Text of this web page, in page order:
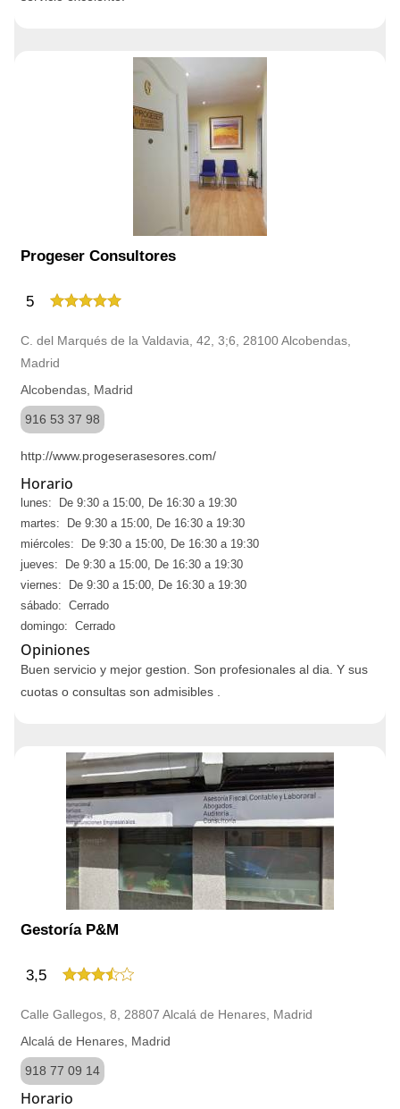
Progeser Consultores
5
C. del Marqués de la Valdavia, 42, 3;6, 28100 Alcobendas,
Madrid
Alcobendas, Madrid
916 53 37 98
http://www.progeserasesores.com/
Horario
lunes: De 9:30 a 15:00, De 16:30 a 19:30
martes: De 9:30 a 15:00, De 16:30 a 19:30
miércoles: De 9:30 a 15:00, De 16:30 a 19:30
jueves: De 9:30 a 15:00, De 16:30 a 19:30
viernes: De 9:30 a 15:00, De 16:30 a 19:30
sábado: Cerrado
domingo: Cerrado
Opiniones
Buen servicio y mejor gestion. Son profesionales al dia. Y sus
cuotas o consultas son admisibles .
Gestoría P&M
3,5
Calle Gallegos, 8, 28807 Alcalá de Henares, Madrid
Alcalá de Henares, Madrid
918 77 09 14
Horario